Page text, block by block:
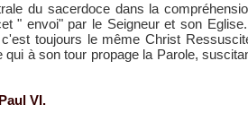
du sacerdoce dans la
" envoi" par le Seigneur et son
toujours le même Christ
à son tour propage la Parole,
VI.